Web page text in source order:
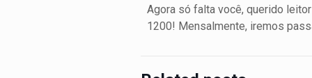
Agora só falta você, querido
1200! Mensalmente, iremos